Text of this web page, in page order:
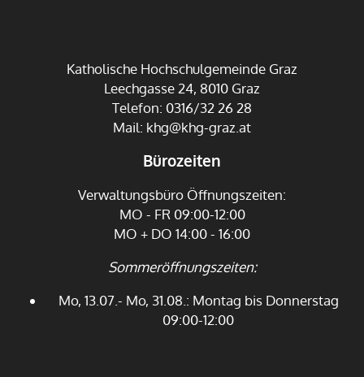
Katholische Hochschulgemeinde Graz
Leechgasse 24, 8010 Graz
Telefon: 0316/32 26 28
Mail: khg@khg-graz.at
Bürozeiten
Verwaltungsbüro Öffnungszeiten:
MO - FR 09:00-12:00
MO + DO 14:00 - 16:00
Sommeröffnungszeiten:
Mo, 13.07.- Mo, 31.08.: Montag bis Donnerstag
09:00-12:00